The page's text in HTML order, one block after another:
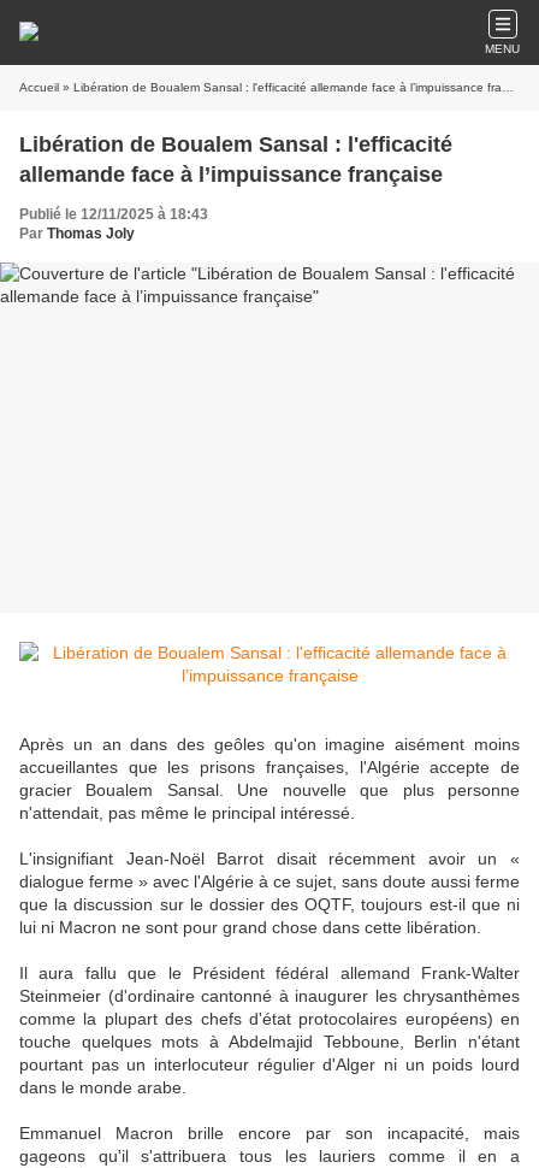
MENU
Accueil » Libération de Boualem Sansal : l'efficacité allemande face à l’impuissance française
Libération de Boualem Sansal : l'efficacité
allemande face à l’impuissance française
Publié le 12/11/2025 à 18:43
Par Thomas Joly
Après un an dans des geôles qu'on imagine aisément moins
accueillantes que les prisons françaises, l'Algérie accepte de
gracier Boualem Sansal. Une nouvelle que plus personne
n'attendait, pas même le principal intéressé.
L'insignifiant Jean-Noël Barrot disait récemment avoir un «
dialogue ferme » avec l'Algérie à ce sujet, sans doute aussi ferme
que la discussion sur le dossier des OQTF, toujours est-il que ni
lui ni Macron ne sont pour grand chose dans cette libération.
Il aura fallu que le Président fédéral allemand Frank-Walter
Steinmeier (d'ordinaire cantonné à inaugurer les chrysanthèmes
comme la plupart des chefs d'état protocolaires européens) en
touche quelques mots à Abdelmajid Tebboune, Berlin n'étant
pourtant pas un interlocuteur régulier d'Alger ni un poids lourd
dans le monde arabe.
Emmanuel Macron brille encore par son incapacité, mais
gageons qu'il s'attribuera tous les lauriers comme il en a